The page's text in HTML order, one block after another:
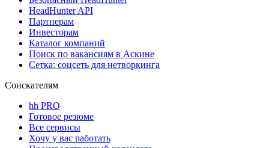
HeadHunter API
Партнерам
Инвесторам
Каталог компаний
Поиск по вакансиям в Аскине
Сетка: соцсеть для нетворкинга
Соискателям
hh PRO
Готовое резюме
Все сервисы
Хочу у вас работать